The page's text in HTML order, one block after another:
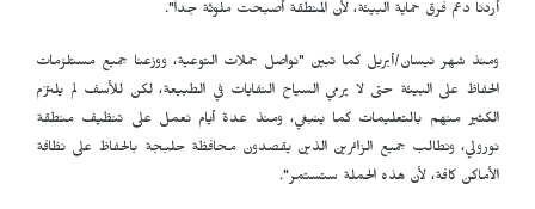
أردنا دعم فرق حماية البيئة، لأن المنطقة أصبحت ملوثة جداً".
ومنذ شهر نيسان/أبريل كما تبين "نواصل حملات التوعية، ووزعنا جميع مستلزمات
الحفاظ على البيئة حتى لا يرمي السياح النفايات في الطبيعة، لكن للأسف لم يلتزم
الكثير منهم بالتعليمات كما ينبغي، ومنذ عدة أيام نعمل على تنظيف منطقة
نورولي، ونطالب جميع الزائرين الذين يقصدون محافظة حلبجة بالحفاظ على نظافة
الأماكن كافة، لأن هذه الحملة ستستمر".